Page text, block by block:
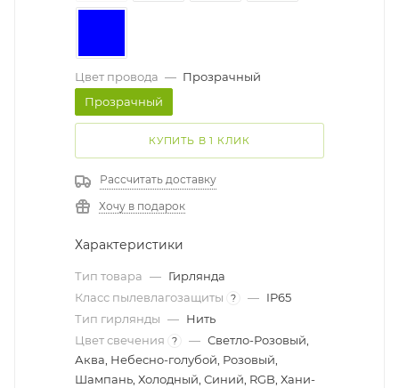
Цвет провода — Прозрачный
Прозрачный
КУПИТЬ В 1 КЛИК
Рассчитать доставку
Хочу в подарок
Характеристики
Тип товара — Гирлянда
Класс пылевлагозащиты
? — IP65
Тип гирлянды — Нить
Цвет свечения
? — Светло-Розовый,
Аква, Небесно-голубой, Розовый,
Шампань, Холодный, Синий, RGB, Хани-